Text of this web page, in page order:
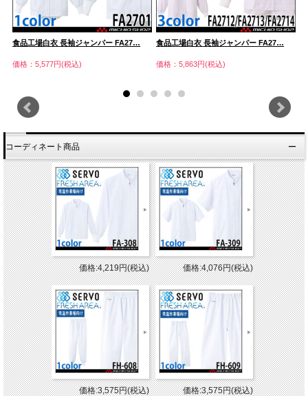
食品工場白衣 長袖ジャンパー FA27…
価格：5,577円(税込)
食品工場白衣 長袖ジャンパー FA27…
価格：5,863円(税込)
コーディネート商品
価格:4,219円(税込) 価格:4,076円(税込)
価格:3,575円(税込) 価格:3,575円(税込)